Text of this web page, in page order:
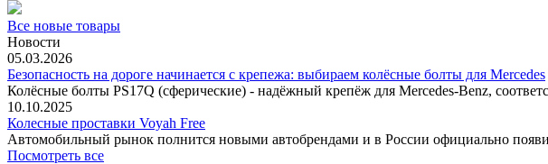
Все новые товары
Новости
05.03.2026
Безопасность на дороге начинается с крепежа: выбираем колёсные болты для Mercedes
Колёсные болты PS17Q (сферические) - надёжный крепёж для Mercedes‑Benz,
10.10.2025
Колесные проставки Voyah Free
Автомобильный рынок полнится новыми автобрендами и в России
Посмотреть все